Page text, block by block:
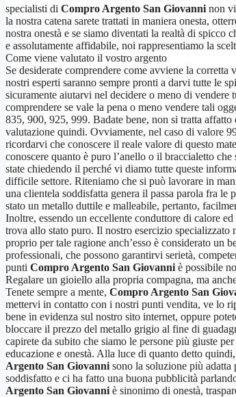
specialisti di Compro Argento San Giovanni non
la nostra catena sarete trattati in maniera onesta,
nostra onestà e se siamo diventati la realtà di spicco
e assolutamente affidabile, noi rappresentiamo la
Come viene valutato il vostro argento
Se desiderate comprendere come avviene la
nostri esperti saranno sempre pronti a darvi tutte le
sicuramente aiutarvi nel decidere o meno di
comprendere se vale la pena o meno vendere tali
835, 900, 925, 999. Badate bene, non si tratta
valutazione quindi. Ovviamente, nel caso di valore
ricordarvi che conoscere il reale valore di questo
conoscere quanto è puro l’anello o il braccialetto
state chiedendo il perché vi diamo tutte queste
difficile settore. Riteniamo che si può lavorare in
una clientela soddisfatta genera il passa parola fra
stato un metallo duttile e malleabile, pertanto,
Inoltre, essendo un eccellente conduttore di calore
trova allo stato puro. Il nostro esercizio specializzato
proprio per tale ragione anch’esso è considerato un
professionali, che possono garantirvi serietà,
punti Compro Argento San Giovanni è possibile
Regalare un gioiello alla propria compagna, ma
Tenete sempre a mente, Compro Argento San
mettervi in contatto con i nostri punti vendita, ve lo
bene in evidenza sul nostro sito internet, oppure
bloccare il prezzo del metallo grigio al fine di
capirete da subito che siamo le persone più giuste
educazione e onestà. Alla luce di quanto detto
Argento San Giovanni sono la soluzione più
soddisfatto e ci ha fatto una buona pubblicità
Argento San Giovanni è sinonimo di onestà,